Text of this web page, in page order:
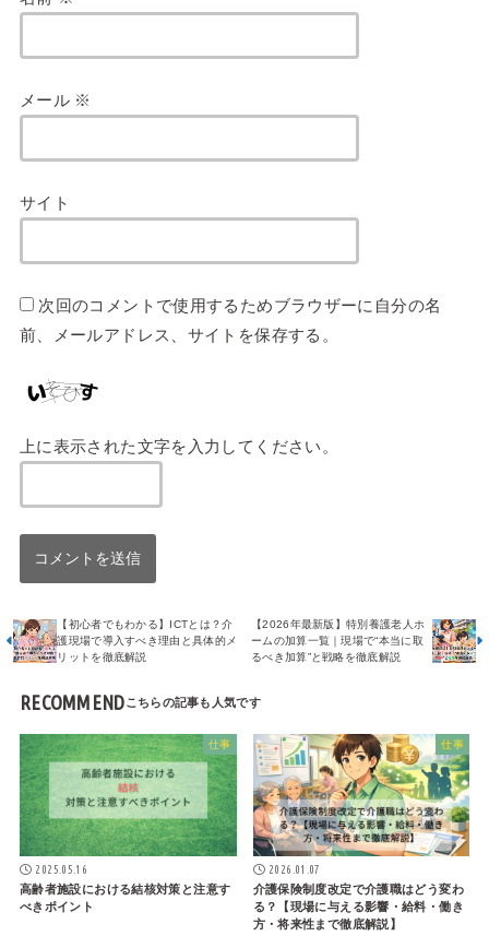
メール ※
サイト
次回のコメントで使用するためブラウザーに自分の名
前、メールアドレス、サイトを保存する。
上に表示された文字を入力してください。
【初心者でもわかる】ICTとは？介
護現場で導入すべき理由と具体的メ
リットを徹底解説
【2026年最新版】特別養護老人ホ
ームの加算一覧｜現場で“本当に取
るべき加算”と戦略を徹底解説
RECOMMEND
仕事
2025.05.16
高齢者施設における結核対策と注意す
べきポイント
仕事
2026.01.07
介護保険制度改定で介護職はどう変わ
る？【現場に与える影響・給料・働き
方・将来性まで徹底解説】